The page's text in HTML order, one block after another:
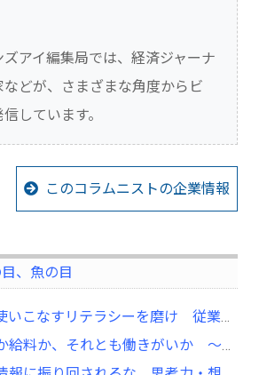
アイ編集局では、経済ジャーナ
などが、さまざまな角度からビ
しています。
このコラムニストの企業情報
、魚の目